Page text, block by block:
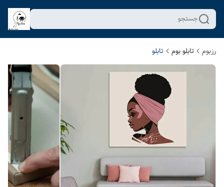
جستجو
رزبوم تابلو بوم تابلو